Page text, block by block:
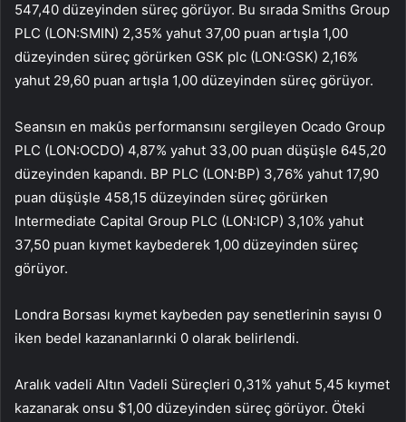
547,40 düzeyinden süreç görüyor. Bu sırada Smiths Group
PLC (LON:SMIN) 2,35% yahut 37,00 puan artışla 1,00
düzeyinden süreç görürken GSK plc (LON:GSK) 2,16%
yahut 29,60 puan artışla 1,00 düzeyinden süreç görüyor.
Seansın en makûs performansını sergileyen Ocado Group
PLC (LON:OCDO) 4,87% yahut 33,00 puan düşüşle 645,20
düzeyinden kapandı. BP PLC (LON:BP) 3,76% yahut 17,90
puan düşüşle 458,15 düzeyinden süreç görürken
Intermediate Capital Group PLC (LON:ICP) 3,10% yahut
37,50 puan kıymet kaybederek 1,00 düzeyinden süreç
görüyor.
Londra Borsası kıymet kaybeden pay senetlerinin sayısı 0
iken bedel kazananlarınki 0 olarak belirlendi.
Aralık vadeli Altın Vadeli Süreçleri 0,31% yahut 5,45 kıymet
kazanarak onsu $1,00 düzeyinden süreç görüyor. Öteki